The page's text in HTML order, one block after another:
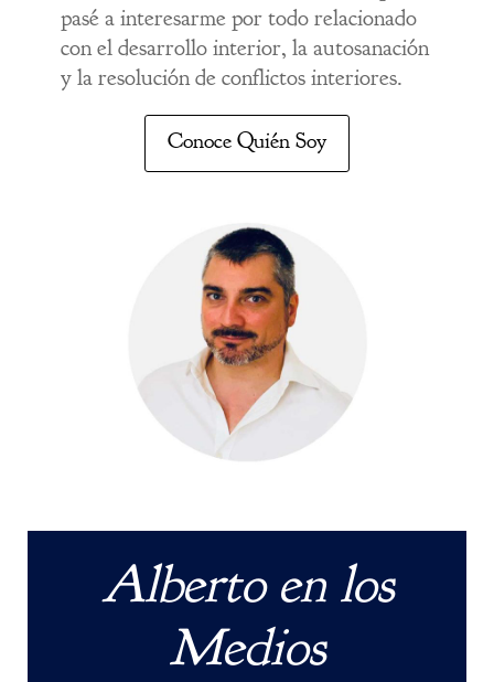
pasé a interesarme por todo relacionado
con el desarrollo interior, la autosanación
y la resolución de conflictos interiores.
Conoce Quién Soy
Alberto en los
Medios